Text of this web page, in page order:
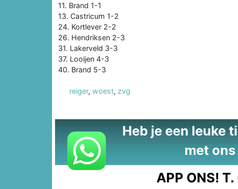
11. Brand 1-1
13. Castricum 1-2
24. Kortlever 2-2
26. Hendriksen 2-3
31. Lakerveld 3-3
37. Looijen 4-3
40. Brand 5-3
reiger, woest, zvg
Heb je een leuke
met
APP ONS! T.